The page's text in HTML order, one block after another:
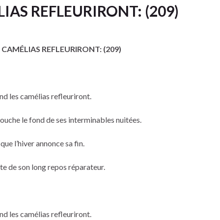
REFLEURIRONT: (209)
REFLEURIRONT: (209)
les camélias refleuriront.
le fond de ses interminables nuitées.
l’hiver annonce sa fin.
de son long repos réparateur.
les camélias refleuriront.